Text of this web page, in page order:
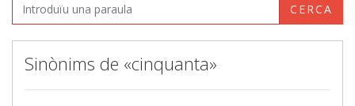
CERCA
Sinònims de «cinquanta»